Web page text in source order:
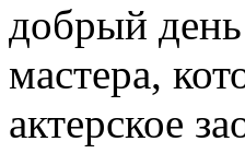
добрый
мастера,
актерское